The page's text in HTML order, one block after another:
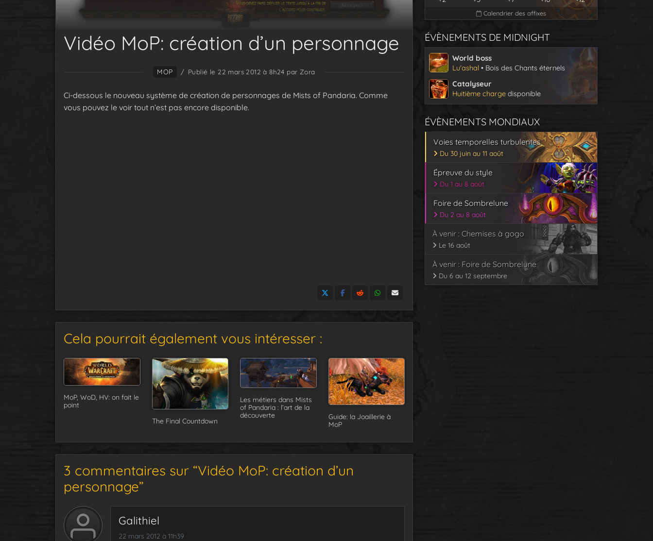
Vidéo MoP: création d’un personnage
MOP / Publié le 22 mars 2012 à 8h24 par Zora
Ci-dessous le nouveau système de création de personnages de Mists of Pandaria. Comme
vous pouvez le voir tout n’est pas encore disponible.
Cela pourrait également vous intéresser :
MoP, WoD, HV: on fait le
point
The Final Countdown
Les métiers dans Mists
of Pandaria : l’art de la
découverte
Guide: la Joaillerie à
MoP
3 commentaires sur “Vidéo MoP: création d’un
personnage”
Galithiel
22 mars 2012 à 11h39
Calendrier des affixes
ÉVÈNEMENTS DE MIDNIGHT
World boss
Lu'ashal • Bois des Chants éternels
Catalyseur
Huitième charge disponible
ÉVÈNEMENTS MONDIAUX
Voies temporelles turbulentes
Du 30 juin au 11 août
Épreuve du style
Du 1 au 8 août
Foire de Sombrelune
Du 2 au 8 août
À venir : Chemises à gogo
Le 16 août
À venir : Foire de Sombrelune
Du 6 au 12 septembre